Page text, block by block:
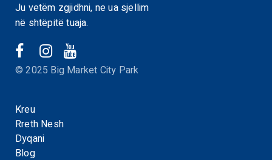
Ju vetëm zgjidhni, ne ua sjellim
në shtëpitë tuaja.
© 2025 Big Market City Park
Kreu
Rreth Nesh
Dyqani
Blog